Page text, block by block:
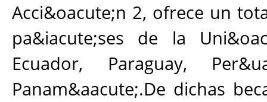
Acci&oacute;n 2, ofrece un
pa&iacute;ses de la
Ecuador, Paraguay,
Panam&aacute;.De dichas